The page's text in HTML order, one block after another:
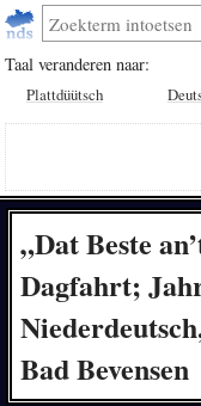
Taal veranderen naar:
Plattdüütsch
„Dat Beste
Dagfahrt;
Bad Bevensen